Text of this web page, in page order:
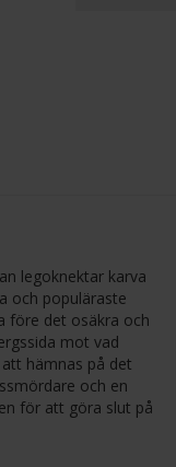
legoknektar karva
och populäraste
före det osäkra och
mot vad
hämnas på det
och en
för att göra slut på